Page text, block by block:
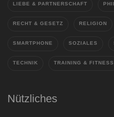
LIEBE & PARTNERSCHAFT
RECHT & GESETZ RELIGION
SMARTPHONE SOZIALES
TECHNIK TRAINING & FITNESS
Nützliches